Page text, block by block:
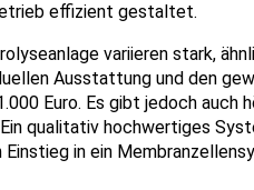
effizient gestaltet.
variieren stark,
Ausstattung und den
Euro. Es gibt jedoch auch
qualitativ hochwertiges
Einstieg in ein